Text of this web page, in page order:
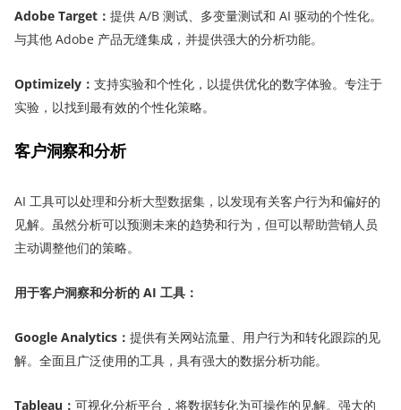
Adobe Target ： 提供 A/B 测试、多变量测试和 AI 驱动的个性化。
与其他 Adobe 产品无缝集成，并提供强大的分析功能。
Optimizely ： 支持实验和个性化，以提供优化的数字体验。专注于
实验，以找到最有效的个性化策略。
客户洞察和分析
AI 工具可以处理和分析大型数据集，以发现有关客户行为和偏好的
见解。虽然分析可以预测未来的趋势和行为，但可以帮助营销人员
主动调整他们的策略。
用于客户洞察和分析的 AI 工具：
Google Analytics ： 提供有关网站流量、用户行为和转化跟踪的见
解。全面且广泛使用的工具，具有强大的数据分析功能。
Tableau ： 可视化分析平台，将数据转化为可操作的见解。强大的